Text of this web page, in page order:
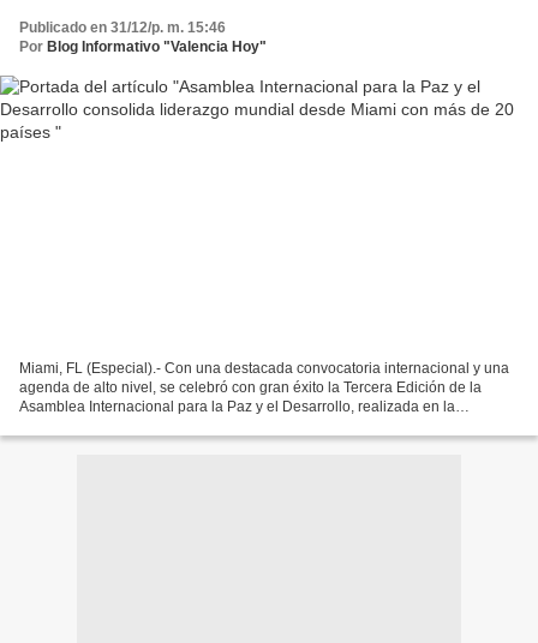
Publicado en 31/12/p. m. 15:46
Por Blog Informativo "Valencia Hoy"
Miami, FL (Especial).- Con una destacada convocatoria internacional y una
agenda de alto nivel, se celebró con gran éxito la Tercera Edición de la
Asamblea Internacional para la Paz y el Desarrollo, realizada en la